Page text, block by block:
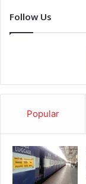
Follow Us
Popular